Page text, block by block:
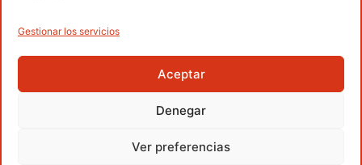
Gestionar los servicios
Aceptar
Denegar
Ver preferencias
Copyright © 2026 Federación Española de Deportes de
Montaña y Escalada | Desarrollado porTOOOLS
Política de Privacidad APPAccesibilidad